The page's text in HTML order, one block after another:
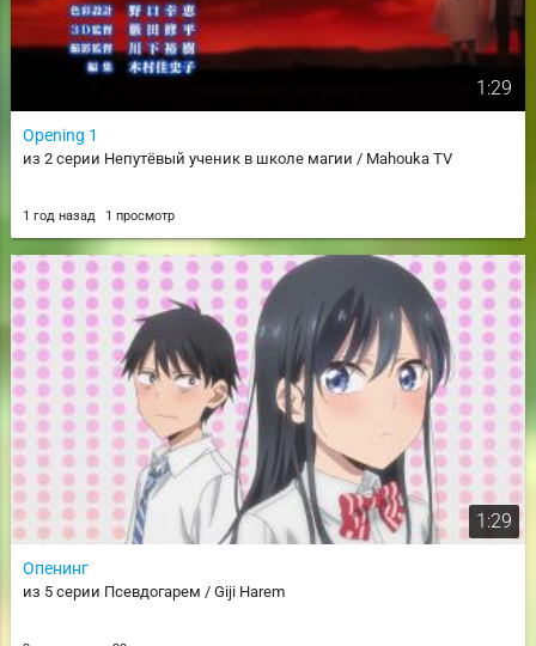
1:29
Opening 1
из 2 серии Непутёвый ученик в школе магии / Mahouka TV
1 год назад 1 просмотр
1:29
Опенинг
из 5 серии Псевдогарем / Giji Harem